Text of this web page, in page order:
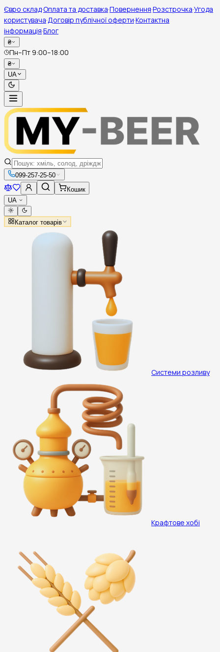
Євро склад·Оплата та доставка·Повернення·Розстрочка·Угода
користувача·Договір публічної оферти·Контактна
інформація·Блог
₴
Пн–Пт 9:00–18:00
₴
UA
099-257-25-50
Кошик
UA
Каталог товарів
Системи розливу
Крафтове хобі